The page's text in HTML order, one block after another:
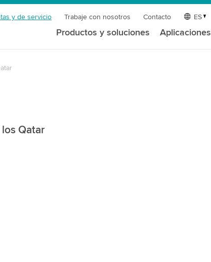
y de servicio Trabaje con nosotros Contacto ES
Productos y soluciones Aplicaciones
Qatar